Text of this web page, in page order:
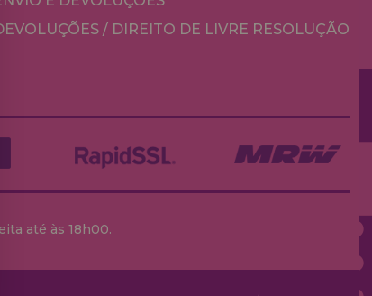
/ DIREITO DE LIVRE RESOLUÇÃO
até às 18h00.